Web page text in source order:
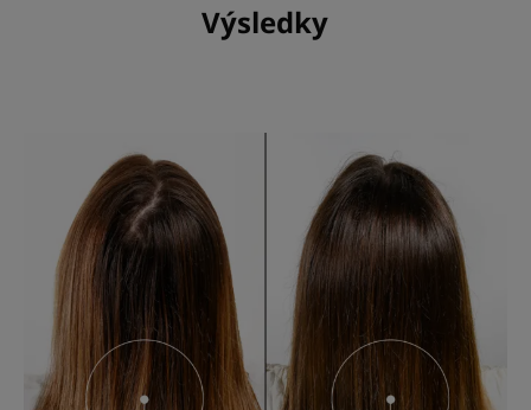
Výsledky